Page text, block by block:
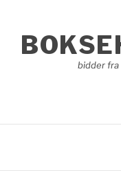
indhold
bidder fra